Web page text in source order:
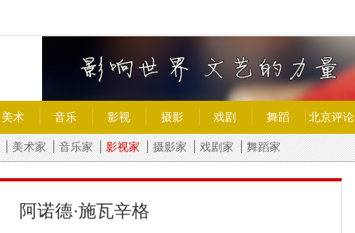
美术 音乐 影视 摄影 戏剧 舞蹈 北京评论
美术家 音乐家 影视家 摄影家 戏剧家 舞蹈家
阿诺德·施瓦辛格